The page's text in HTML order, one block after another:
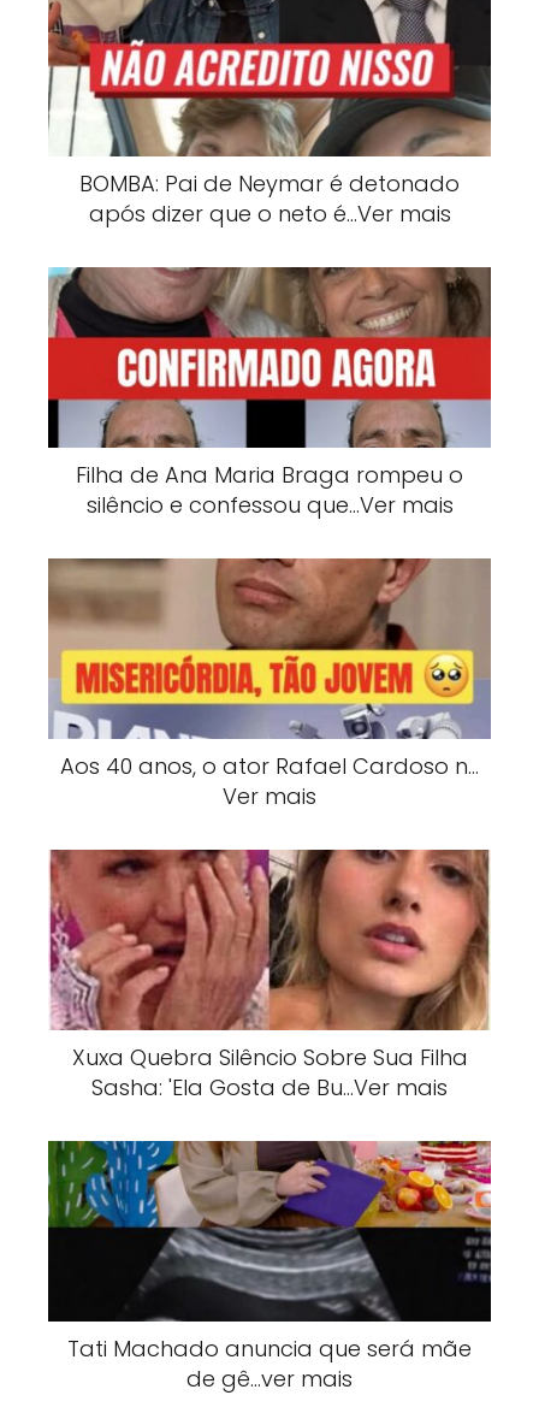
BOMBA: Pai de Neymar é detonado
após dizer que o neto é…Ver mais
Filha de Ana Maria Braga rompeu o
silêncio e confessou que…Ver mais
Aos 40 anos, o ator Rafael Cardoso n…
Ver mais
Xuxa Quebra Silêncio Sobre Sua Filha
Sasha: 'Ela Gosta de Bu…Ver mais
Tati Machado anuncia que será mãe
de gê…ver mais